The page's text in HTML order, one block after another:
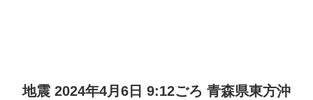
地震 2024年4月6日 9:12ごろ 青森県東方沖